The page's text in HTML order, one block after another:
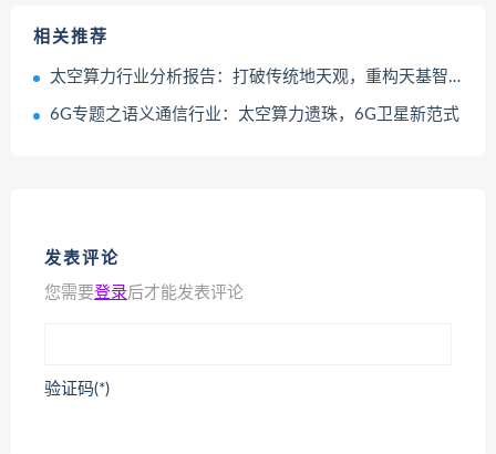
相关推荐
太空算力行业分析报告：打破传统地天观，重构天基智能版图
6G专题之语义通信行业：太空算力遗珠，6G卫星新范式
发表评论
您需要登录后才能发表评论
验证码(*)